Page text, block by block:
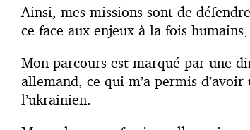
Ainsi, mes missions sont de
ce face aux enjeux à la fois
Mon parcours est marqué par une
allemand, ce qui m’a permis
l’ukrainien.